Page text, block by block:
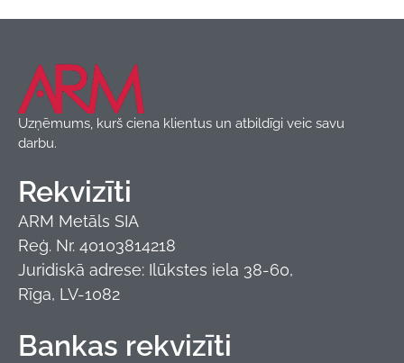
Uzņēmums, kurš ciena klientus un atbildīgi veic savu
darbu.
Rekvizīti
ARM Metāls SIA
Reģ. Nr. 40103814218
Juridiskā adrese: Ilūkstes iela 38-60,
Rīga, LV-1082
Bankas rekvizīti